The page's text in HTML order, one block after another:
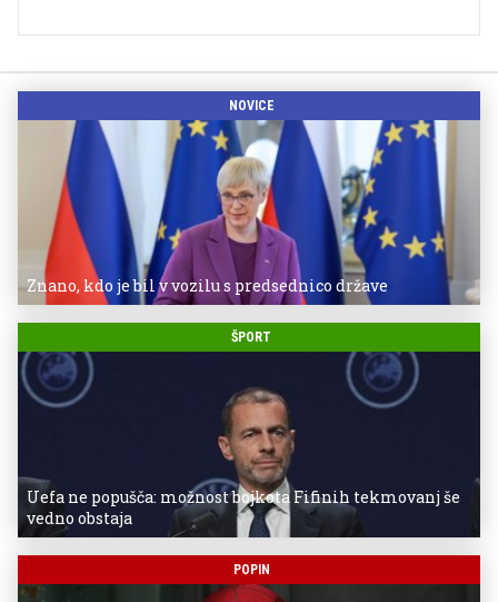
NOVICE
Znano, kdo je bil v vozilu s predsednico države
ŠPORT
Uefa ne popušča: možnost bojkota Fifinih tekmovanj še
vedno obstaja
POPIN